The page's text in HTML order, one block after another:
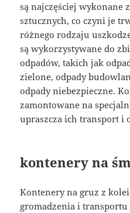
są najczęściej wykonane
sztucznych, co czyni je
różnego rodzaju
są wykorzystywane do
odpadów, takich jak
zielone, odpady
odpady niebezpieczne.
zamontowane na
upraszcza ich transport i
kontenery na
Kontenery na gruz z
gromadzenia i